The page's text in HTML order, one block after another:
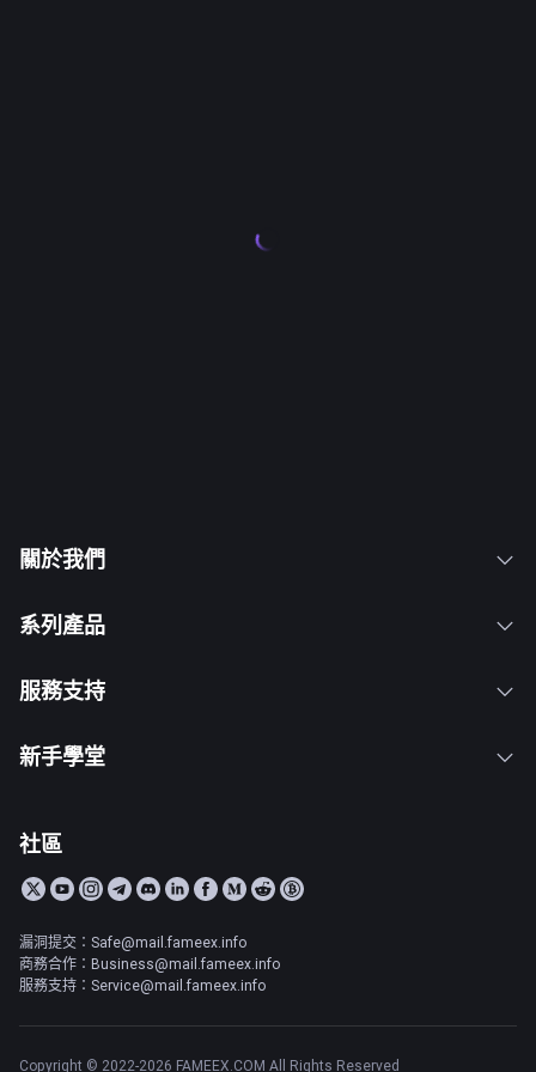
關於我們
系列產品
服務支持
新手學堂
社區
漏洞提交：Safe@mail.fameex.info
商務合作：Business@mail.fameex.info
服務支持：Service@mail.fameex.info
Copyright © 2022-2026 FAMEEX.COM All Rights Reserved